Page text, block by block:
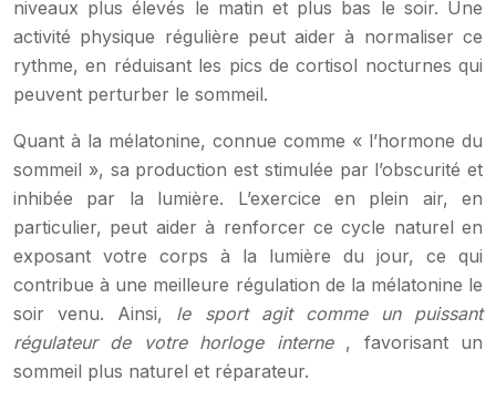
niveaux plus élevés le matin et plus bas le soir. Une
activité physique régulière peut aider à normaliser ce
rythme, en réduisant les pics de cortisol nocturnes qui
peuvent perturber le sommeil.
Quant à la mélatonine, connue comme « l’hormone du
sommeil », sa production est stimulée par l’obscurité et
inhibée par la lumière. L’exercice en plein air, en
particulier, peut aider à renforcer ce cycle naturel en
exposant votre corps à la lumière du jour, ce qui
contribue à une meilleure régulation de la mélatonine le
soir venu. Ainsi, le sport agit comme un puissant
régulateur de votre horloge interne , favorisant un
sommeil plus naturel et réparateur.